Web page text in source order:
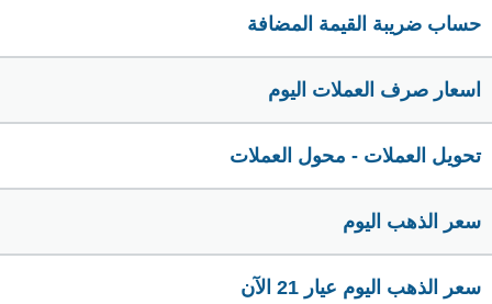
حساب ضريبة القيمة المضافة
اسعار صرف العملات اليوم
تحويل العملات - محول العملات
سعر الذهب اليوم
سعر الذهب اليوم عيار 21 الآن